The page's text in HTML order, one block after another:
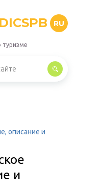
RU
туризме
описание и
и